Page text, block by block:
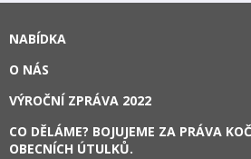
NABÍDKA
O NÁS
VÝROČNÍ ZPRÁVA 2022
CO DĚLÁME? BOJUJEME ZA PRÁVA
OBECNÍCH ÚTULKŮ.